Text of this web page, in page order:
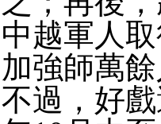
中越軍人
加強師萬
不過，好